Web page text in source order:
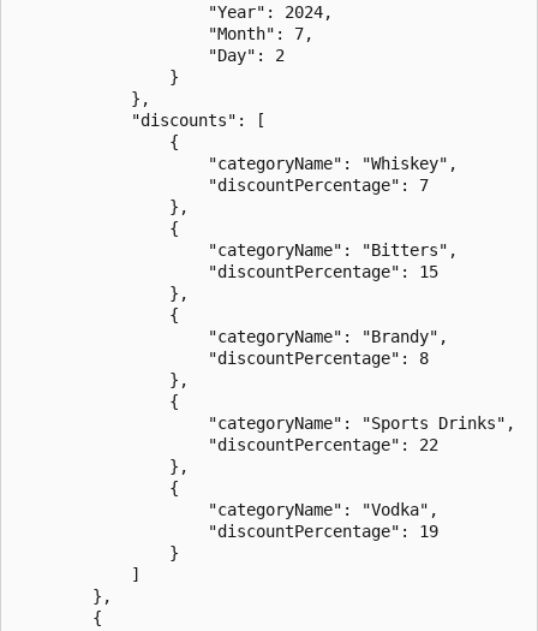
                    "Year": 2024,
                    "Month": 7,
                    "Day": 2
                }
            },
            "discounts": [
                {
                    "categoryName": "Whiskey",
                    "discountPercentage": 7
                },
                {
                    "categoryName": "Bitters",
                    "discountPercentage": 15
                },
                {
                    "categoryName": "Brandy",
                    "discountPercentage": 8
                },
                {
                    "categoryName": "Sports Drinks",
                    "discountPercentage": 22
                },
                {
                    "categoryName": "Vodka",
                    "discountPercentage": 19
                }
            ]
        },
        {